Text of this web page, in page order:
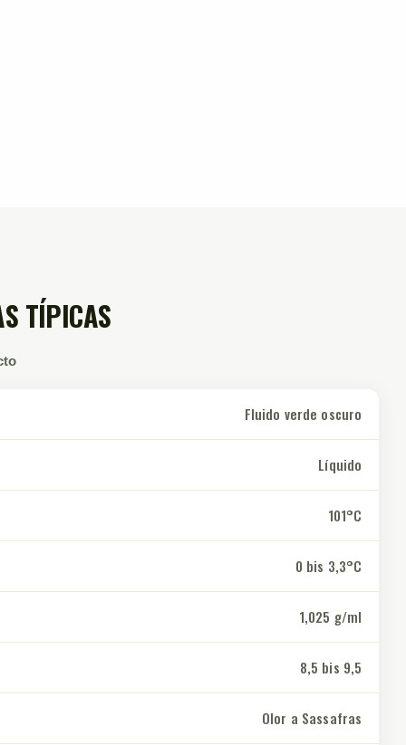
TÍPICAS
Fluido verde oscuro
Líquido
101°C
0 bis 3,3°C
1,025 g/ml
8,5 bis 9,5
Olor a Sassafras